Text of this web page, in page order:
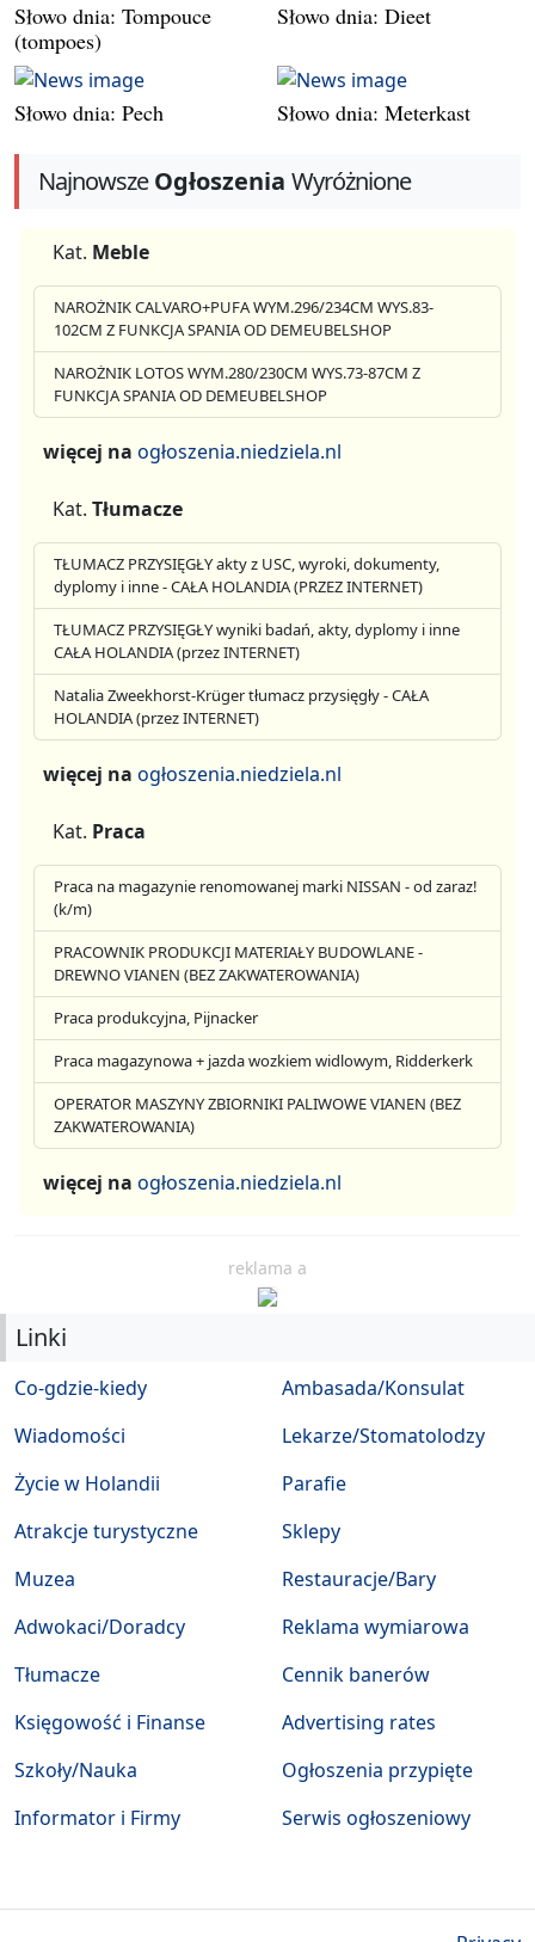
Słowo dnia: Tompouce
(tompoes)
Słowo dnia: Dieet
Słowo dnia: Pech Słowo dnia: Meterkast
NajnowszeOgłoszenia Wyróżnione
Kat. Meble
NAROŻNIK CALVARO+PUFA WYM.296/234CM WYS.83-
102CM Z FUNKCJA SPANIA OD DEMEUBELSHOP
NAROŻNIK LOTOS WYM.280/230CM WYS.73-87CM Z
FUNKCJA SPANIA OD DEMEUBELSHOP
więcej na ogłoszenia.niedziela.nl
Kat. Tłumacze
TŁUMACZ PRZYSIĘGŁY akty z USC, wyroki, dokumenty,
dyplomy i inne - CAŁA HOLANDIA (PRZEZ INTERNET)
TŁUMACZ PRZYSIĘGŁY wyniki badań, akty, dyplomy i inne
CAŁA HOLANDIA (przez INTERNET)
Natalia Zweekhorst-Krüger tłumacz przysięgły - CAŁA
HOLANDIA (przez INTERNET)
więcej na ogłoszenia.niedziela.nl
Kat. Praca
Praca na magazynie renomowanej marki NISSAN - od zaraz!
(k/m)
PRACOWNIK PRODUKCJI MATERIAŁY BUDOWLANE -
DREWNO VIANEN (BEZ ZAKWATEROWANIA)
Praca produkcyjna, Pijnacker
Praca magazynowa + jazda wozkiem widlowym, Ridderkerk
OPERATOR MASZYNY ZBIORNIKI PALIWOWE VIANEN (BEZ
ZAKWATEROWANIA)
więcej na ogłoszenia.niedziela.nl
reklama a
Linki
Co-gdzie-kiedy
Wiadomości
Życie w Holandii
Atrakcje turystyczne
Muzea
Ambasada/Konsulat
Lekarze/Stomatolodzy
Parafie
Sklepy
Restauracje/Bary
Adwokaci/Doradcy
Tłumacze
Księgowość i Finanse
Szkoły/Nauka
Informator i Firmy
Reklama wymiarowa
Cennik banerów
Advertising rates
Ogłoszenia przypięte
Serwis ogłoszeniowy